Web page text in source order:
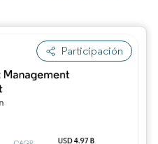
Participación